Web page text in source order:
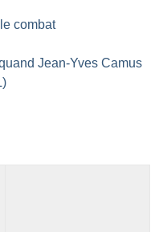
combat
Jean-Yves Camus